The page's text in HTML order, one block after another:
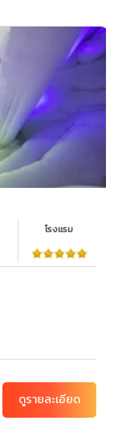
โรงเเรม
ดูรายละเอียด